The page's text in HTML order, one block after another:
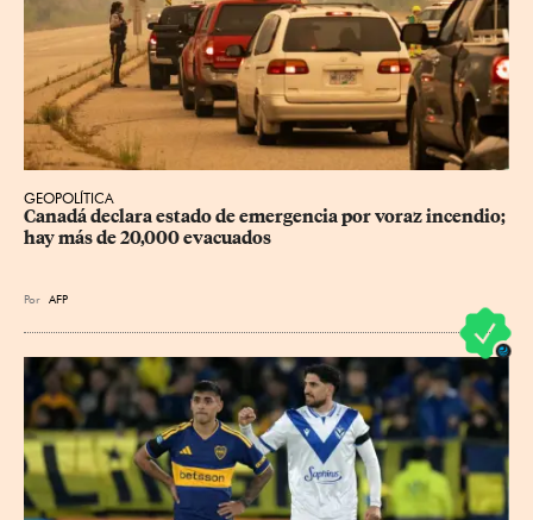
GEOPOLÍTICA
Canadá declara estado de emergencia por voraz incendio;
hay más de 20,000 evacuados
Por AFP